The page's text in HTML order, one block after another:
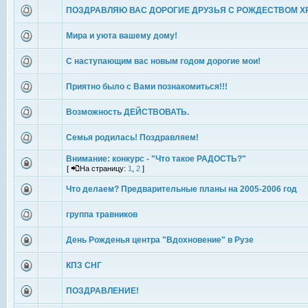
ПОЗДРАВЛЯЮ ВАС ДОРОГИЕ ДРУЗЬЯ С РОЖДЕСТВОМ
Мира и уюта вашему дому!
С наступающим вас новым годом дорогие мои!
Приятно было с Вами познакомиться!!!
Возможность ДЕЙСТВОВАТЬ.
Семья родилась! Поздравляем!
Внимание: конкурс - "Что такое РАДОСТЬ?"
[ На страницу: 1 2 ]
Что делаем? Предварительные планы на 2005-2006 год
группа травников
День Рожденья центра "Вдохновение" в Рузе
КПЗ СНГ
ПОЗДРАВЛЕНИЕ!